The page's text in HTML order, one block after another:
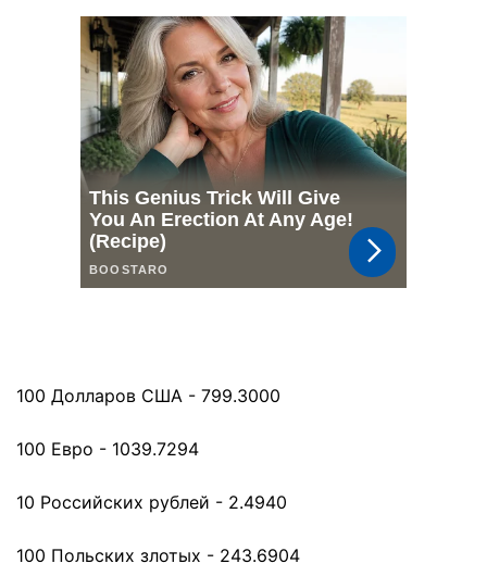
100 Долларов США - 799.3000
100 Евро - 1039.7294
10 Российских рублей - 2.4940
100 Польских злотых - 243.6904